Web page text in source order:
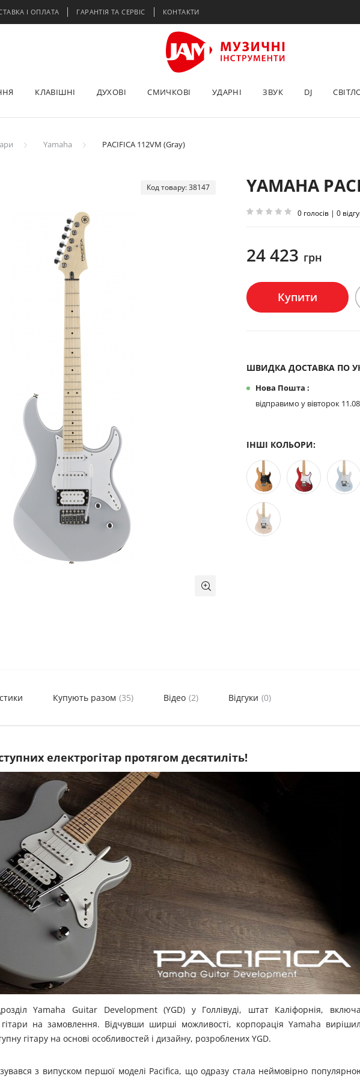
І ОПЛАТА ГАРАНТІЯ ТА СЕРВІС КОНТАКТИ
КЛАВІШНІ ДУХОВІ СМИЧКОВІ УДАРНІ ЗВУК DJ
Yamaha PACIFICA 112VM (Gray)
Код товару: 38147 YAMAHA
0 голосів | 0
24 423 грн
Купити
ШВИДКА ДОСТАВКА ПО
Нова Пошта :
відправимо у вівторок 11.08
ІНШІ КОЛЬОРИ:
Купують разом (35) Відео (2) Відгуки (0)
електрогітар протягом десятиліть!
Yamaha Guitar Development (YGD) у Голлівуді, штат Каліфорнія,
на замовлення. Відчувши ширші можливості, корпорація Yamaha
гітару на основі особливостей і дизайну, розроблених YGD.
з випуском першої моделі Pacifica, що одразу стала неймовірно